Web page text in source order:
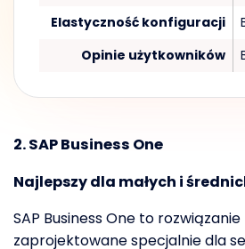
Elastyczność konfiguracji
Opinie użytkowników
2. SAP Business One
Najlepszy dla małych i
SAP Business One to rozwiązanie
zaprojektowane specjalnie dla